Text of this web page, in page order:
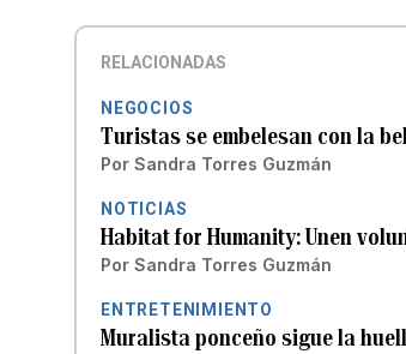
RELACIONADAS
NEGOCIOS
Turistas se embelesan con la
Por Sandra Torres Guzmán
NOTICIAS
Habitat for Humanity: Unen
Por Sandra Torres Guzmán
ENTRETENIMIENTO
Muralista ponceño sigue la